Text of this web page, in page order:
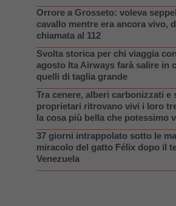
Orrore a Grosseto: voleva
cavallo mentre era ancora vivo,
chiamata al 112
Svolta storica per chi viaggia
agosto Ita Airways farà salire in
quelli di taglia grande
Tra cenere, alberi carbonizzati e
proprietari ritrovano vivi i loro
la cosa più bella che potessimo
37 giorni intrappolato sotto le
miracolo del gatto Félix dopo il
Venezuela